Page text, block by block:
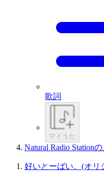
歌詞
マイうた
Natural Radio Station
好いとーばい。(オリ